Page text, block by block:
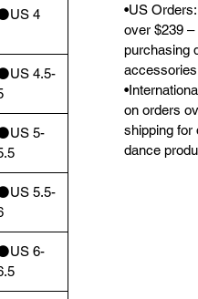
4
4.5-
5-
5.5-
6-
•US
over $239
purchasing
on orders
shipping for
dance